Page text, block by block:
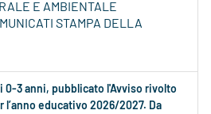
E AMBIENTALE
STAMPA DELLA
0-3 anni, pubblicato l'Avviso rivolto
l’anno educativo 2026/2027. Da